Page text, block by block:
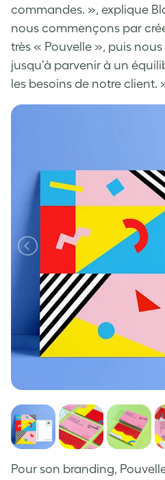
commandes. », explique
nous commençons par
très « Pouvelle », puis
jusqu’à parvenir à un
les besoins de notre client.
Pour son branding,